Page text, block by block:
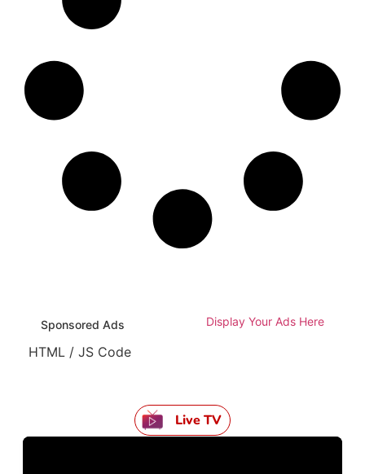
Sponsored Ads Display Your Ads Here
HTML / JS Code
Live TV